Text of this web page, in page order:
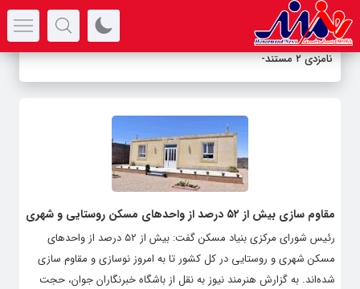
نامزدی ۲ مستند ت -
مقاوم سازی بیش از ۵۲ درصد از واحدهای مسکن روستایی و شهری
رئیس شورای مرکزی بنیاد مسکن گفت: بیش از ۵۲ درصد از واحد‌های
مسکن شهری و روستایی در کل کشور تا به امروز نوسازی و مقاوم سازی
شده‌اند. به گزارش هنرمند نیوز به نقل از باشگاه خبرنگاران جوان، حجت